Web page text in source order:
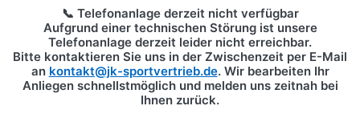
📞 Telefonanlage derzeit nicht verfügbar
Aufgrund einer technischen Störung ist unsere
Telefonanlage derzeit leider nicht erreichbar.
Bitte kontaktieren Sie uns in der Zwischenzeit per E-Mail
an kontakt@jk-sportvertrieb.de. Wir bearbeiten Ihr
Anliegen schnellstmöglich und melden uns zeitnah bei
Ihnen zurück.